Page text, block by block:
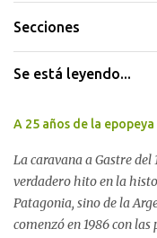
Secciones
Se está leyendo...
A 25 años de la
La caravana a Gastre del
verdadero hito en la
Patagonia, sino de la
comenzó en 1986 con